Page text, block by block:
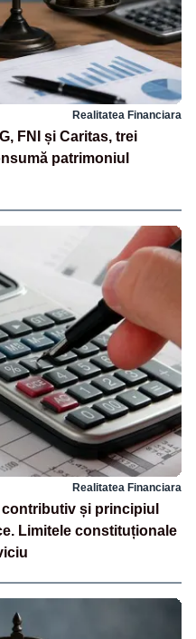
Realitatea Financiara
FNI și Caritas, trei
patrimoniul
Realitatea Financiara
și principiul
Limitele constituționale